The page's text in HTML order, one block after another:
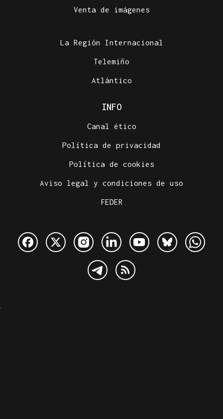
Venta de imágenes
La Región Internacional
Telemiño
Atlántico
INFO
Canal ético
Política de privacidad
Política de cookies
Aviso legal y condiciones de uso
FEDER